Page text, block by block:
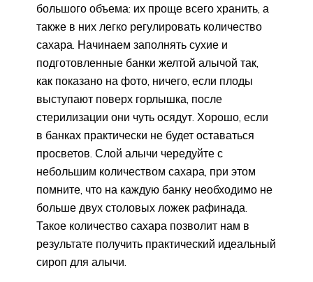
большого объема: их проще всего хранить, а
также в них легко регулировать количество
сахара. Начинаем заполнять сухие и
подготовленные банки желтой алычой так,
как показано на фото, ничего, если плоды
выступают поверх горлышка, после
стерилизации они чуть осядут. Хорошо, если
в банках практически не будет оставаться
просветов. Слой алычи чередуйте с
небольшим количеством сахара, при этом
помните, что на каждую банку необходимо не
больше двух столовых ложек рафинада.
Такое количество сахара позволит нам в
результате получить практический идеальный
сироп для алычи.